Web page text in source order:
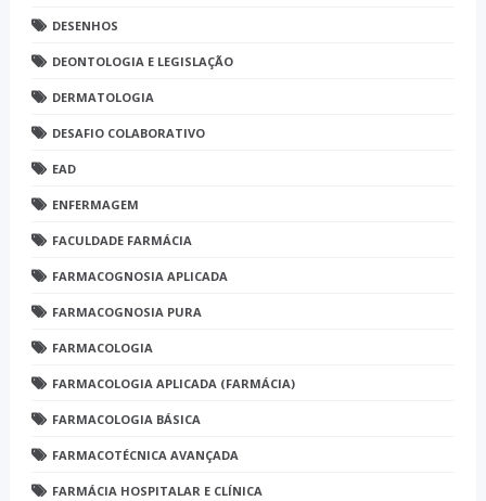
DESENHOS
DEONTOLOGIA E LEGISLAÇÃO
DERMATOLOGIA
DESAFIO COLABORATIVO
EAD
ENFERMAGEM
FACULDADE FARMÁCIA
FARMACOGNOSIA APLICADA
FARMACOGNOSIA PURA
FARMACOLOGIA
FARMACOLOGIA APLICADA (FARMÁCIA)
FARMACOLOGIA BÁSICA
FARMACOTÉCNICA AVANÇADA
FARMÁCIA HOSPITALAR E CLÍNICA